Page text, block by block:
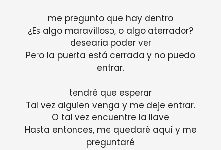
me pregunto que hay dentro
¿Es algo maravilloso, o algo aterrador?
desearia poder ver
Pero la puerta está cerrada y no puedo
entrar.
tendré que esperar
Tal vez alguien venga y me deje entrar.
O tal vez encuentre la llave
Hasta entonces, me quedaré aquí y me
preguntaré